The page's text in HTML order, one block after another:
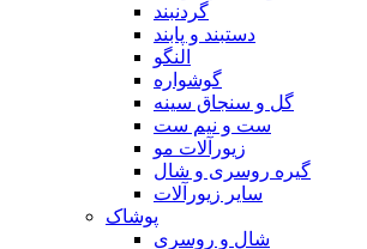
گردنبند
دستبند و پابند
النگو
گوشواره
گل و سنجاق سینه
ست و نیم ست
زیورآلات مو
گیره روسری و شال
سایر زیورآلات
پوشاک
شال و روسری